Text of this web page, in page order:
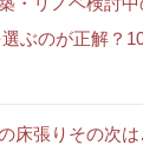
ぶのが正解？
床張りその次